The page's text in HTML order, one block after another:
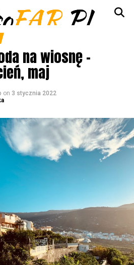
na wiosnę –
maj
on 3 stycznia 2022